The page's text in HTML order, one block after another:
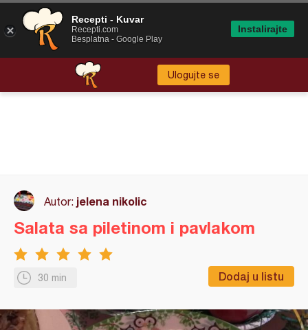
Ulogujte se
Autor: jelena nikolic
30 min Dodaj u listu
Salata sa piletinom i pavlakom
Recepti - Kuvar
Recepti.com
Besplatna - Google Play
Instalirajte